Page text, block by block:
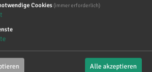
Brandl
4 Tagen
Gesetz seit dem 2. August! Ab
neue Vorschriften für die
bestimmter KI-Inhalte. ⚠️
Cookies (immer erforderlich)
Alle akzeptieren